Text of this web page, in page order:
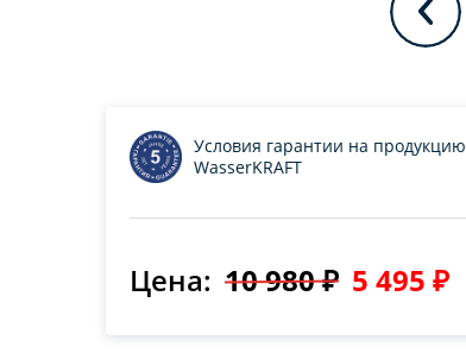
Условия гарантии на продукцию
WasserKRAFT
Цена: 10 980 ₽ 5 495 ₽